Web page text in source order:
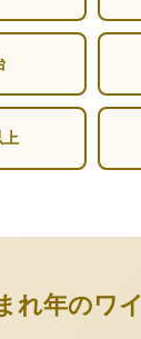
れ年のワ